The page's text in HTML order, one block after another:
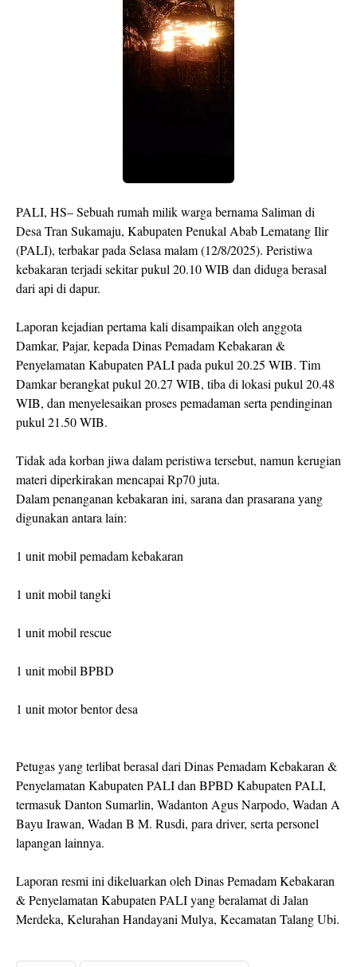
PALI, HS– Sebuah rumah milik warga bernama Saliman di
Desa Tran Sukamaju, Kabupaten Penukal Abab Lematang Ilir
(PALI), terbakar pada Selasa malam (12/8/2025). Peristiwa
kebakaran terjadi sekitar pukul 20.10 WIB dan diduga berasal
dari api di dapur.
Laporan kejadian pertama kali disampaikan oleh anggota
Damkar, Pajar, kepada Dinas Pemadam Kebakaran &
Penyelamatan Kabupaten PALI pada pukul 20.25 WIB. Tim
Damkar berangkat pukul 20.27 WIB, tiba di lokasi pukul 20.48
WIB, dan menyelesaikan proses pemadaman serta pendinginan
pukul 21.50 WIB.
Tidak ada korban jiwa dalam peristiwa tersebut, namun kerugian
materi diperkirakan mencapai Rp70 juta.
Dalam penanganan kebakaran ini, sarana dan prasarana yang
digunakan antara lain:
1 unit mobil pemadam kebakaran
1 unit mobil tangki
1 unit mobil rescue
1 unit mobil BPBD
1 unit motor bentor desa
Petugas yang terlibat berasal dari Dinas Pemadam Kebakaran &
Penyelamatan Kabupaten PALI dan BPBD Kabupaten PALI,
termasuk Danton Sumarlin, Wadanton Agus Narpodo, Wadan A
Bayu Irawan, Wadan B M. Rusdi, para driver, serta personel
lapangan lainnya.
Laporan resmi ini dikeluarkan oleh Dinas Pemadam Kebakaran
& Penyelamatan Kabupaten PALI yang beralamat di Jalan
Merdeka, Kelurahan Handayani Mulya, Kecamatan Talang Ubi.